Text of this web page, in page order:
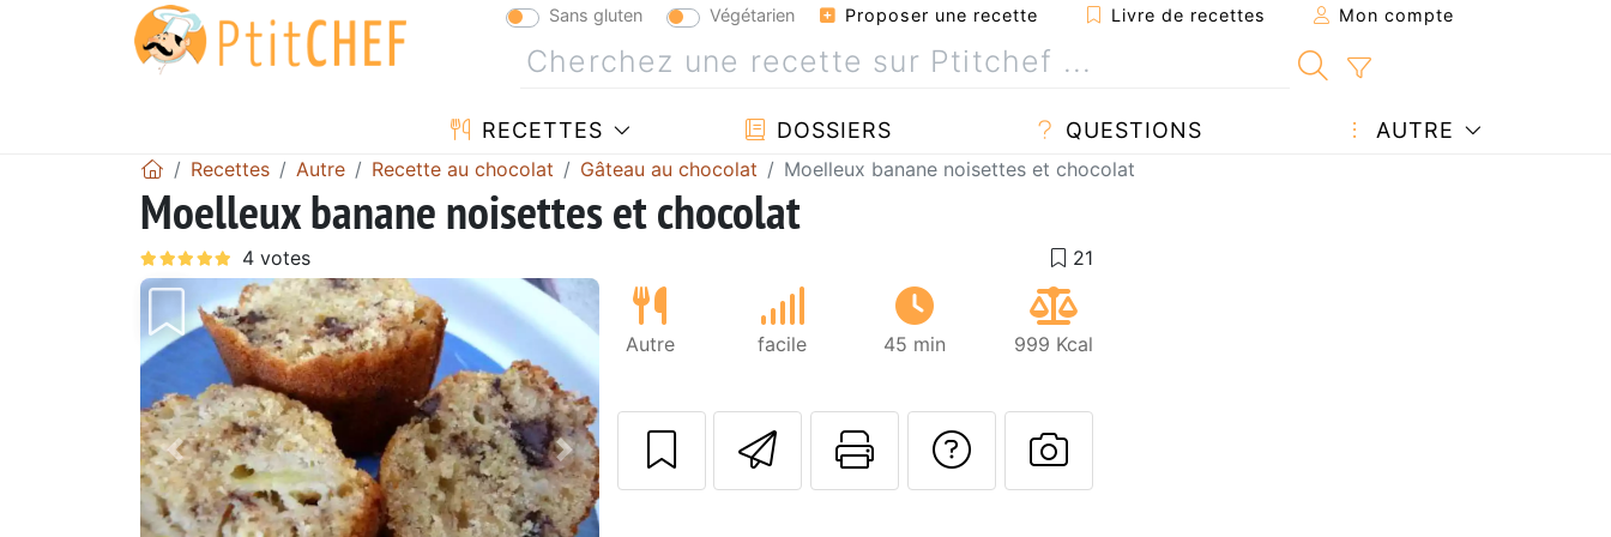
Sans gluten Végétarien Proposer une recette Livre de recettes Mon compte
RECETTES DOSSIERS QUESTIONS AUTRE
Recettes Autre Recette au chocolat Gâteau au chocolat Moelleux banane noisettes et chocolat
Moelleux banane noisettes et chocolat
Précédent Suivant
Autre facile 45 min 999 Kcal
Envoyer cette recette à un ami
Imprimer cette page
Poser une question à l'auteur
Publier votre photo de cette